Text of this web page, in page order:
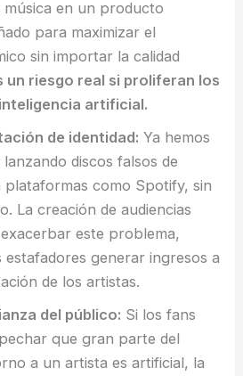
música en un producto
para maximizar el
sin importar la calidad
un riesgo real si proliferan los
artificial.
de identidad: Ya hemos
discos falsos de
plataformas como Spotify, sin
La creación de audiencias
este problema,
estafadores generar ingresos a
de los artistas.
del público: Si los fans
que gran parte del
a un artista es artificial, la